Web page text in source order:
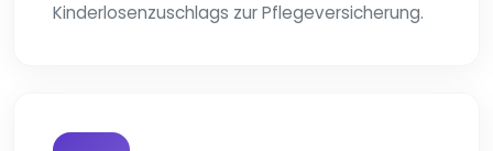
Kinderlosenzuschlags zur Pflegeversicherung.